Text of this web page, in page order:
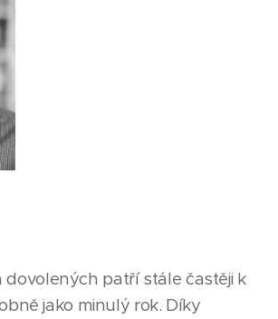
patří stále častěji k
jako minulý rok. Díky